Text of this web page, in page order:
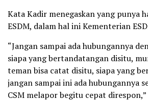
Kata Kadir menegaskan yang punya
ESDM, dalam hal ini Kementerian
“Jangan sampai ada hubungannya
siapa yang bertandatangan disitu,
teman bisa catat disitu, siapa yang
jangan sampai ini ada hubungannya
CSM melapor begitu cepat